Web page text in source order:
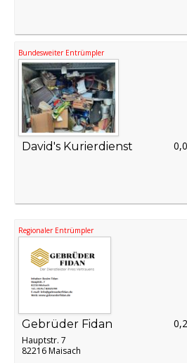
Bundesweiter Entrümpler
David's Kurierdienst
Regionaler Entrümpler
Gebrüder Fidan
Hauptstr. 7
82216 Maisach